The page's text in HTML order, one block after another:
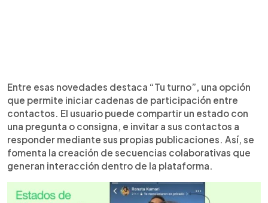
Entre esas novedades destaca “Tu turno”, una opción
que permite iniciar cadenas de participación entre
contactos. El usuario puede compartir un estado con
una pregunta o consigna, e invitar a sus contactos a
responder mediante sus propias publicaciones. Así, se
fomenta la creación de secuencias colaborativas que
generan interacción dentro de la plataforma.